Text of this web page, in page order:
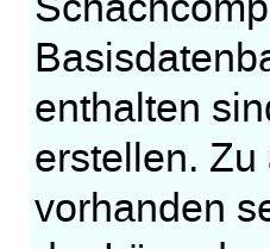
enthalten
erstellen.
vorhanden